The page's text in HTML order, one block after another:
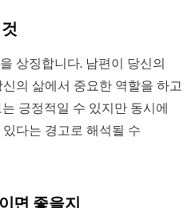
상징합니다. 남편이 당신의
의 삶에서 중요한 역할을 하고
긍정적일 수 있지만 동시에
다는 경고로 해석될 수
면 좋을지